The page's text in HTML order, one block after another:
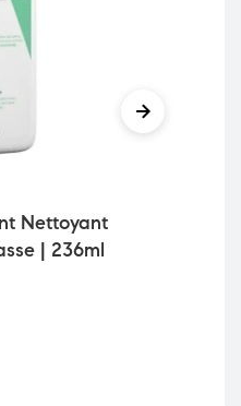
Nettoyant
| 236ml